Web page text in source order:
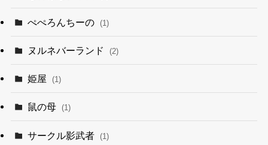
ぺぺろんちーの (1)
ヌルネバーランド (2)
姫屋 (1)
鼠の母 (1)
サークル影武者 (1)